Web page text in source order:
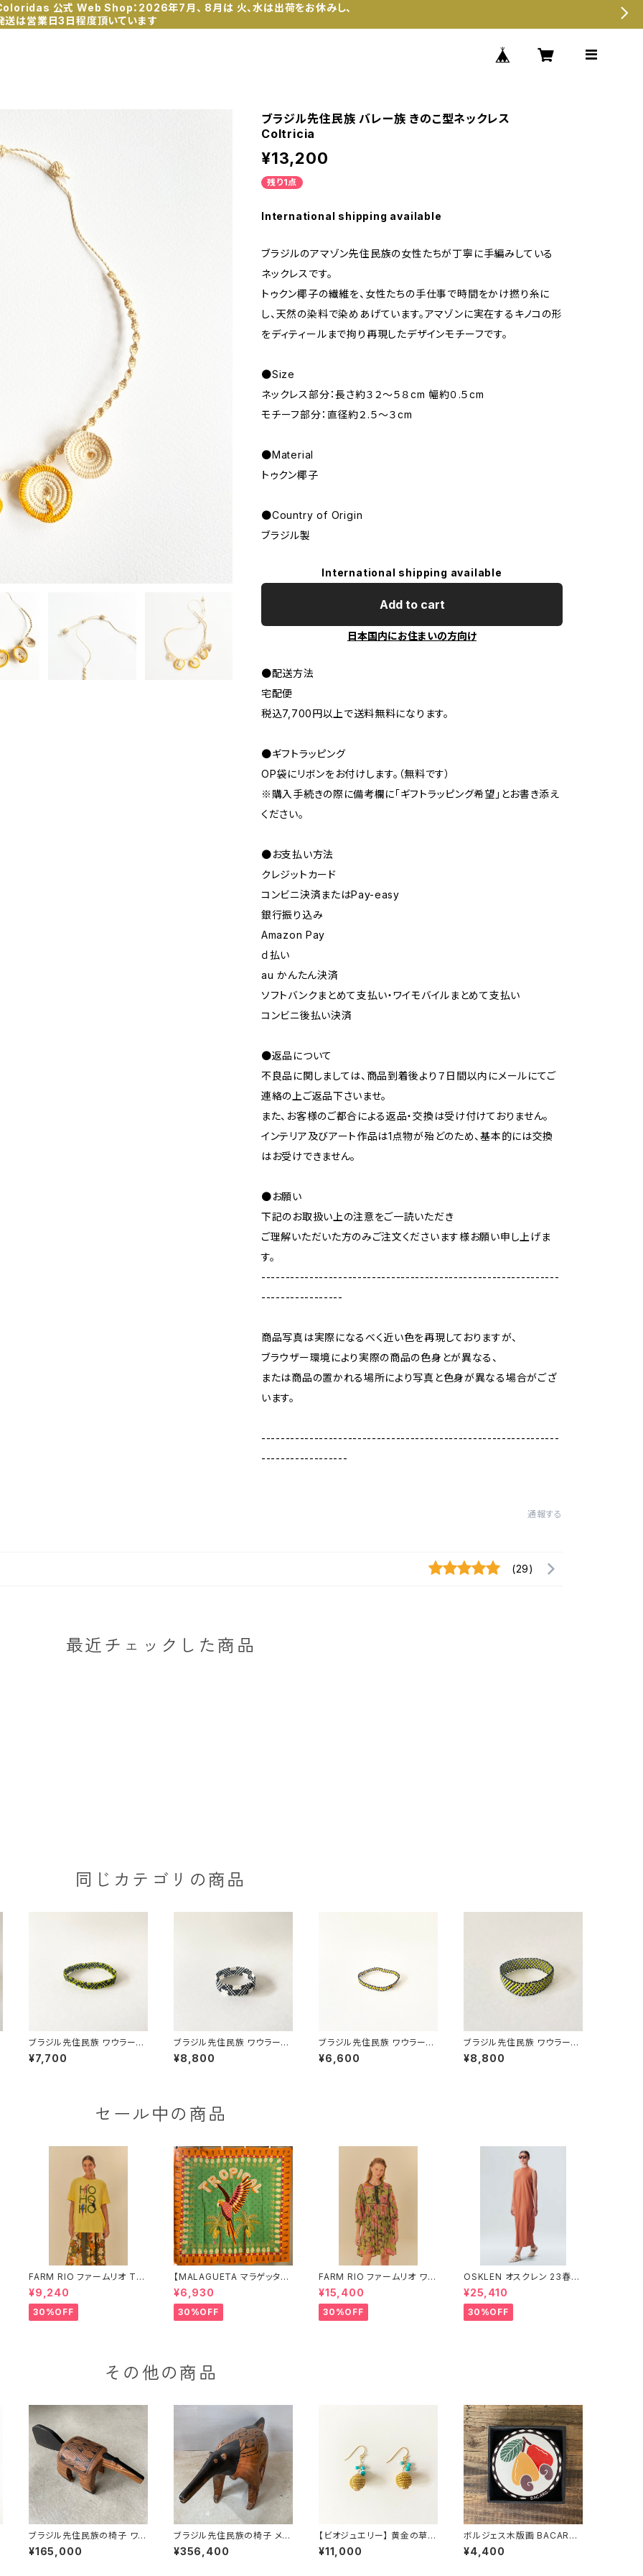
公式 Web Shop：2026年7月、 8月は 火、水は出荷をお休みし、
送は営業日3日程度頂いています
ブラジル先住民族 バレー族 きのこ型ネックレス
Coltricia
¥13,200
残り1点
International shipping available
ブラジルのアマゾン先住民族の女性たちが丁寧に手編みしている
ネックレスです。
トゥクン椰子の繊維を、女性たちの手仕事で時間をかけ撚り糸に
し、天然の染料で染めあげています。アマゾンに実在するキノコの形
をディティールまで拘り再現したデザインモチーフです。
●Size
ネックレス部分：長さ約３２〜５８cm 幅約０.５cm
モチーフ部分：直径約２.５〜３cm
●Material
トゥクン椰子
●Country of Origin
ブラジル製
International shipping available
Add to cart
日本国内にお住まいの方向け
●配送方法
宅配便
税込7,700円以上で送料無料になります。
●ギフトラッピング
OP袋にリボンをお付けします。（無料です）
※購入手続きの際に備考欄に「ギフトラッピング希望」とお書き添え
ください。
●お支払い方法
クレジットカード
コンビニ決済またはPay-easy
銀行振り込み
Amazon Pay
ｄ払い
au かんたん決済
ソフトバンクまとめて支払い・ワイモバイルまとめて支払い
コンビニ後払い決済
●返品について
不良品に関しましては、商品到着後より７日間以内にメールにてご
連絡の上ご返品下さいませ。
また、お客様のご都合による返品・交換は受け付けておりません。
インテリア及びアート作品は1点物が殆どのため、基本的には交換
はお受けできません。
●お願い
下記のお取扱い上の注意をご一読いただき
ご理解いただいた方のみご注文くださいます様お願い申し上げま
す。
--------------------------------------------------------------
-----------------
商品写真は実際になるべく近い色を再現しておりますが、
ブラウザー環境により実際の商品の色身とが異なる、
または商品の置かれる場所により写真と色身が異なる場合がござ
います。
--------------------------------------------------------------
------------------
通報する
(29)
最近チェックした商品
同じカテゴリの商品
ブラジル先住民族 ワウラー族
ビーズブレスレット 1cm幅 内
周17cm
¥7,700
ブラジル先住民族 ワウラー族
ビーズブレスレット 1.5cm幅
内周15cm
¥8,800
ブラジル先住民族 ワウラー族
ビーズブレスレット 0.5cm幅
内周16cm
¥6,600
ブラジル先住民族 ワウラー族
ビーズブレスレット 1.5cm幅
内周15cm
¥8,800
セール中の商品
FARM RIO ファームリオ Tシ
ャツ HOHOHO
¥9,240
30%OFF
【MALAGUETA マラゲッタ】
カンガ TROPICAL
¥6,930
30%OFF
FARM RIO ファームリオ ワン
ピース Aurora Floral
¥15,400
30%OFF
OSKLEN オスクレン 23春夏
ワンピース 1088-67330
¥25,410
30%OFF
その他の商品
ブラジル先住民族の椅子 ワウ
ラー族 アリクイ ４（送料着払
い）
¥165,000
ブラジル先住民族の椅子 メイ
ナク族 アリクイ（送料着払い）
¥356,400
【ビオジュエリー】 黄金の草
カッピンドウラード ピアス＆
イヤリング スパイラルボー
¥11,000
ボルジェス木版画 BACARO
BORGES コースター 6枚セッ
ト
¥4,400